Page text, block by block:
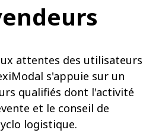
attentes des utilisateurs
s'appuie sur un
qualifiés dont l'activité
et le conseil de
logistique.